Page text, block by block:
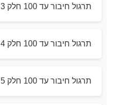
תרגול חיבור עד 100 חלק 3
תרגול חיבור עד 100 חלק 4
תרגול חיבור עד 100 חלק 5